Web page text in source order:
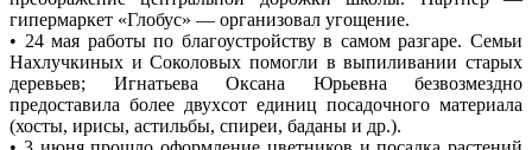
гипермаркет «Глобус» — организовал угощение.
• 24 мая работы по благоустройству в самом разгаре. Семьи
Нахлучкиных и Соколовых помогли в выпиливании старых
деревьев; Игнатьева Оксана Юрьевна безвозмездно
предоставила более двухсот единиц посадочного материала
(хосты, ирисы, астильбы, спиреи, баданы и др.).